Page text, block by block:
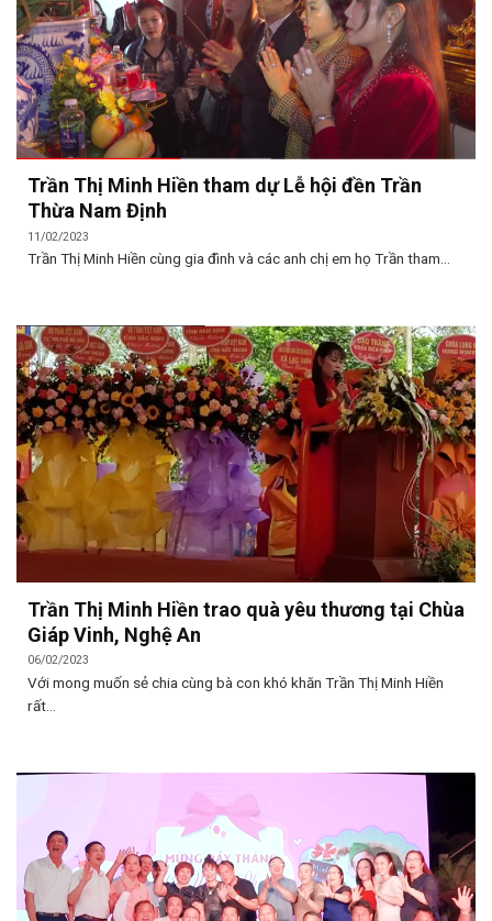
Trần Thị Minh Hiền tham dự Lễ hội đền Trần
Thừa Nam Định
11/02/2023
Trần Thị Minh Hiền cùng gia đình và các anh chị em họ Trần tham...
Trần Thị Minh Hiền trao quà yêu thương tại Chùa
Giáp Vinh, Nghệ An
06/02/2023
Với mong muốn sẻ chia cùng bà con khó khăn Trần Thị Minh Hiền
rất...